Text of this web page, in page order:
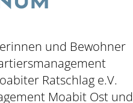
und Bewohner
Ratschlag e.V.
Moabit Ost und